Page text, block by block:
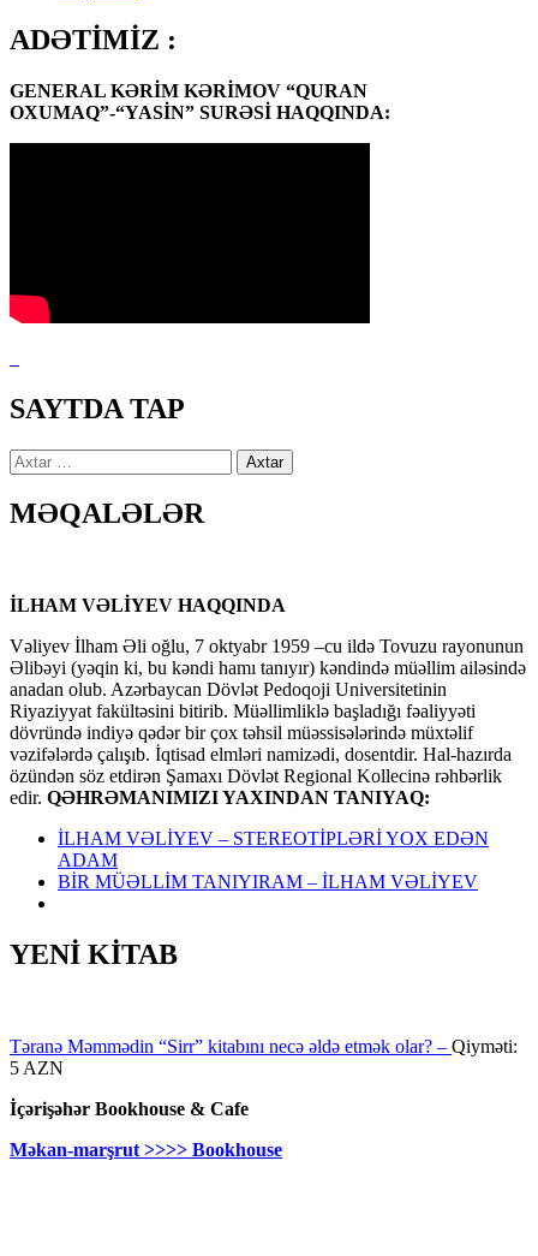
ADƏTİMİZ :
GENERAL KƏRİM KƏRİMOV “QURAN
OXUMAQ”-“YASİN” SURƏSİ HAQQINDA:
SAYTDA TAP
Axtarış:
MƏQALƏLƏR
İLHAM VƏLİYEV HAQQINDA
Vəliyev İlham Əli oğlu, 7 oktyabr 1959 –cu ildə Tovuzu rayonunun
Əlibəyi (yəqin ki, bu kəndi hamı tanıyır) kəndində müəllim ailəsində
anadan olub. Azərbaycan Dövlət Pedoqoji Universitetinin
Riyaziyyat fakültəsini bitirib. Müəllimliklə başladığı fəaliyyəti
dövründə indiyə qədər bir çox təhsil müəssisələrində müxtəlif
vəzifələrdə çalışıb. İqtisad elmləri namizədi, dosentdir. Hal-hazırda
özündən söz etdirən Şamaxı Dövlət Regional Kollecinə rəhbərlik
edir. QƏHRƏMANIMIZI YAXINDAN TANIYAQ:
İLHAM VƏLİYEV – STEREOTİPLƏRİ YOX EDƏN
ADAM
BİR MÜƏLLİM TANIYIRAM – İLHAM VƏLİYEV
YENİ KİTAB
Təranə Məmmədin “Sirr” kitabını necə əldə etmək olar? – Qiyməti:
5 AZN
İçərişəhər Bookhouse & Cafe
Məkan-marşrut >>>> Bookhouse